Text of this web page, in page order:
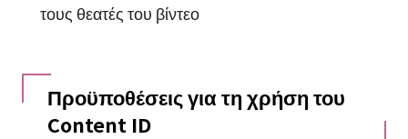
τους θεατές του βίντεο
Προϋποθέσεις για τη χρήση του
Content ID